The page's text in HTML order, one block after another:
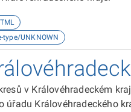
UNKNOWN
v Královéhradeckém
úřadu Královéhradeckého